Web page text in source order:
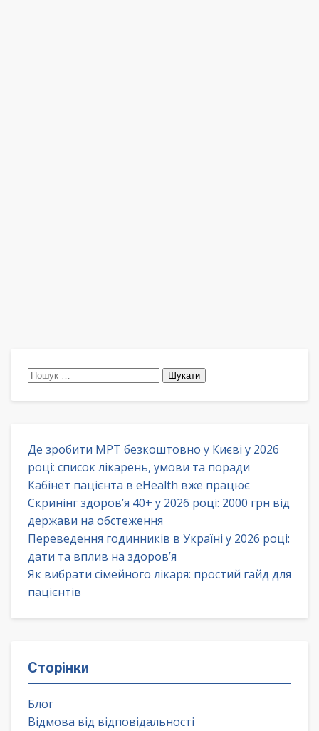
Пошук:
Де зробити МРТ безкоштовно у Києві у 2026
році: список лікарень, умови та поради
Кабінет пацієнта в eHealth вже працює
Скринінг здоров’я 40+ у 2026 році: 2000 грн від
держави на обстеження
Переведення годинників в Україні у 2026 році:
дати та вплив на здоров’я
Як вибрати сімейного лікаря: простий гайд для
пацієнтів
Сторінки
Блог
Відмова від відповідальності